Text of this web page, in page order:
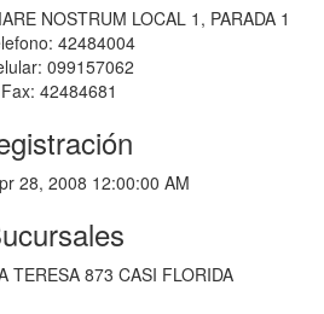
NOSTRUM LOCAL 1, PARADA 1
42484004
099157062
42484681
28, 2008 12:00:00 AM
TERESA 873 CASI FLORIDA